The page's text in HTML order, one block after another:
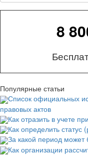
8
Популярные статьи
Список официальных
правовых актов
Как отразить в учете
Как определить
За какой период может
Как организации